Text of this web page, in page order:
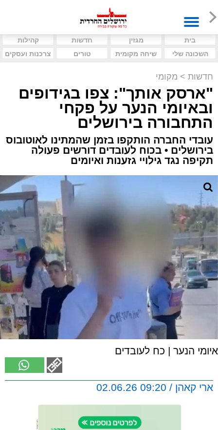
בית מגזין חדשות
קהילות
השכונה שלי
שיחה מקומית טורים צרכנות ועסקים
חדשות > מקומי
"ארסק אותך": צפו בגידופים
ובאיומי הנער על פקחי
התחבורה בירושלים
עובדי החברה הותקפו בזמן שהמתינו לאוטובוס
בירושלים • בכוח לעובדים דורשים פעולה
תקיפה נגד גילויי גזענות ואיומים
איומי הנער | כח לעובדים
ארי קאהן / 09:20 02.06.26